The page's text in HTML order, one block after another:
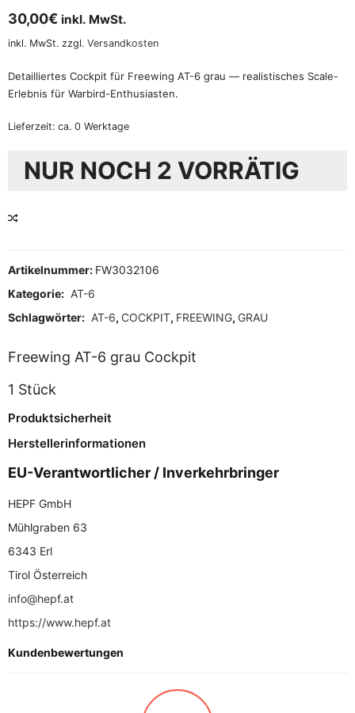
30,00€ inkl. MwSt.
inkl. MwSt. zzgl. Versandkosten
Detailliertes Cockpit für Freewing AT-6 grau — realistisches Scale-
Erlebnis für Warbird-Enthusiasten.
Lieferzeit: ca. 0 Werktage
NUR NOCH 2 VORRÄTIG
Artikelnummer: FW3032106
Kategorie: AT-6
Schlagwörter: AT-6, COCKPIT, FREEWING, GRAU
Freewing AT-6 grau Cockpit
1 Stück
Produktsicherheit
Herstellerinformationen
EU-Verantwortlicher / Inverkehrbringer
HEPF GmbH
Mühlgraben 63
6343 Erl
Tirol Österreich
info@hepf.at
https://www.hepf.at
Kundenbewertungen